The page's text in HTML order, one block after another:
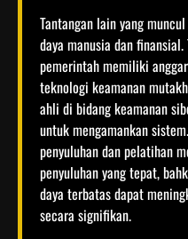
Tantangan lain yang
daya manusia dan
pemerintah memiliki
teknologi keamanan
ahli di bidang keamanan
untuk mengamankan
penyuluhan dan pelatihan
penyuluhan yang tepat,
daya terbatas dapat
secara signifikan.